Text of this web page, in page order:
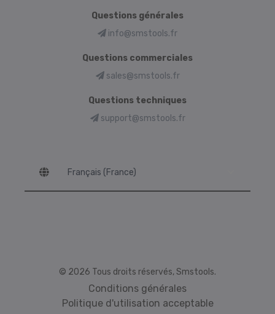
Questions générales
info@smstools.fr
Questions commerciales
sales@smstools.fr
Questions techniques
support@smstools.fr
© 2026 Tous droits réservés, Smstools.
Conditions générales
Politique d'utilisation acceptable